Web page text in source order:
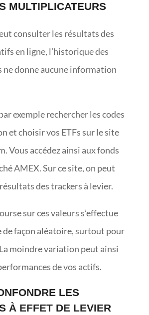
MULTIPLICATEURS
consulter les résultats des
en ligne, l’historique des
ne donne aucune information
exemple rechercher les codes
et choisir vos ETFs sur le site
Vous accédez ainsi aux fonds
AMEX. Sur ce site, on peut
des trackers à levier.
sur ces valeurs s’effectue
de façon aléatoire, surtout pour
moindre variation peut ainsi
de vos actifs.
LES
À EFFET DE LEVIER